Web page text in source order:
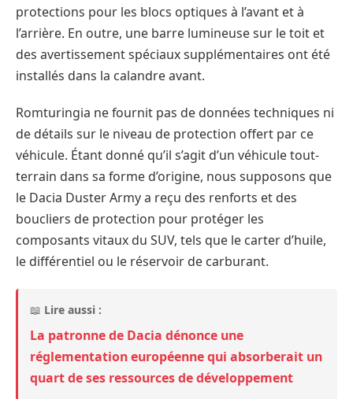
protections pour les blocs optiques à l’avant et à
l’arrière. En outre, une barre lumineuse sur le toit et
des avertissement spéciaux supplémentaires ont été
installés dans la calandre avant.
Romturingia ne fournit pas de données techniques ni
de détails sur le niveau de protection offert par ce
véhicule. Étant donné qu’il s’agit d’un véhicule tout-
terrain dans sa forme d’origine, nous supposons que
le Dacia Duster Army a reçu des renforts et des
boucliers de protection pour protéger les
composants vitaux du SUV, tels que le carter d’huile,
le différentiel ou le réservoir de carburant.
📖 Lire aussi :
La patronne de Dacia dénonce une
réglementation européenne qui absorberait un
quart de ses ressources de développement